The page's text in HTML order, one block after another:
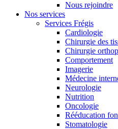
Nous rejoindre
Nos services
Services Frégis
Cardiologie
Chirurgie des
Chirurgie
Comportement
Imagerie
Médecine
Neurologie
Nutrition
Oncologie
Rééducation
Stomatologie